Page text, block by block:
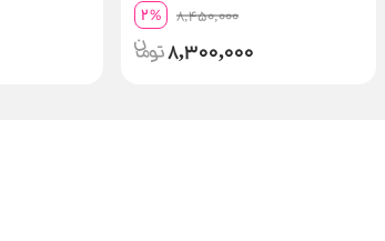
8,450,000
2%
8,300,000